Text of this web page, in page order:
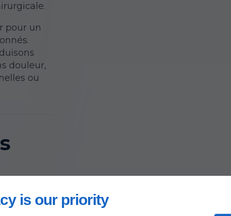
is our priority
pour un
douleur,
ou